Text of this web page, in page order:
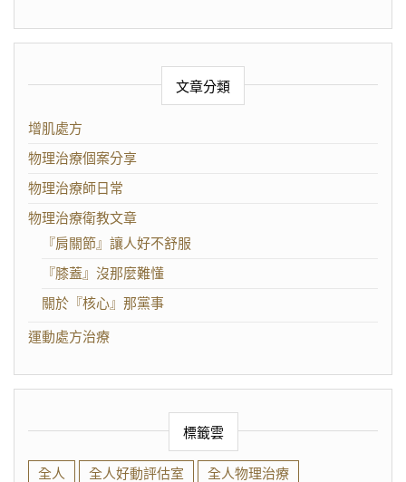
文章分類
增肌處方
物理治療個案分享
物理治療師日常
物理治療衛教文章
『肩關節』讓人好不舒服
『膝蓋』沒那麼難懂
關於『核心』那黨事
運動處方治療
標籤雲
全人 全人好動評估室 全人物理治療